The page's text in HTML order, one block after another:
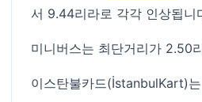
서 9.44리라로 각각 인상됩니
미니버스는 최단거리가 2.50
이스탄불카드(İstanbulKart)